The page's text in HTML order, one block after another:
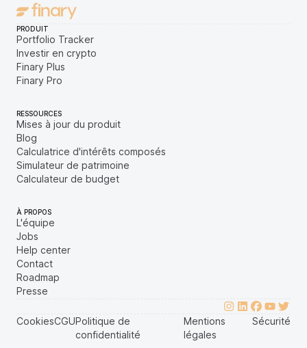
PRODUIT
Portfolio Tracker
Investir en crypto
Finary Plus
Finary Pro
RESSOURCES
Mises à jour du produit
Blog
Calculatrice d'intérêts composés
Simulateur de patrimoine
Calculateur de budget
À PROPOS
L'équipe
Jobs
Help center
Contact
Roadmap
Presse
CookiesCGUPolitique de
confidentialité
Mentions
légales
Sécurité